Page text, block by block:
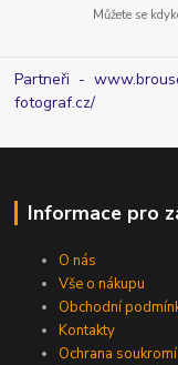
Můžete se
Partneři -
fotograf.cz/
Informace pro
O nás
Vše o nákupu
Obchodní
Kontakty
Ochrana soukromí